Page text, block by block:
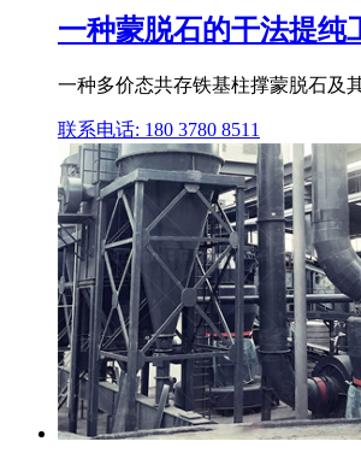
一种蒙脱石的干法提纯
一种多价态共存铁基柱撑蒙脱石及
联系电话: 180 3780 8511